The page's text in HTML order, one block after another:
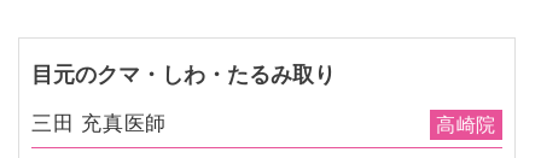
目元のクマ・しわ・たるみ取り
三田 充真医師 高崎院